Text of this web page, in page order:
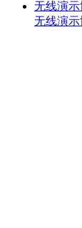
无线演
无线演